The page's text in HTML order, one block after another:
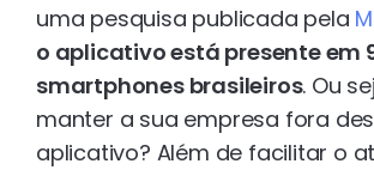
uma pesquisa publicada pela
o aplicativo está presente em
smartphones brasileiros. Ou
manter a sua empresa fora
aplicativo? Além de facilitar o